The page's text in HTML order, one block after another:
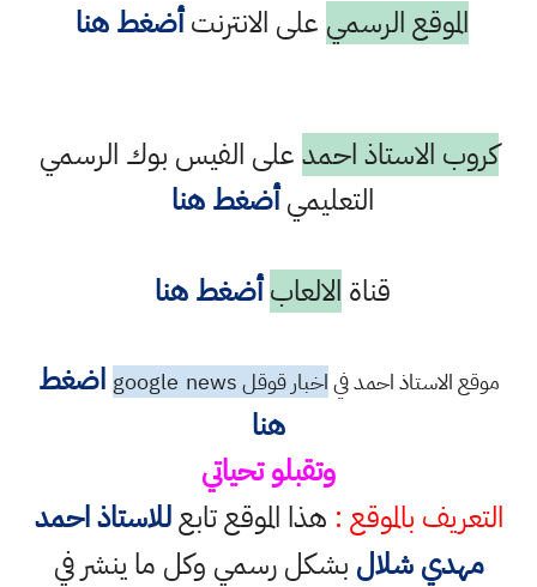
الموقع الرسمي على الانترنتأضغط هنا
كروب الاستاذ احمدعلى الفيس بوك الرسمي
التعليميأضغط هنا
قناة الالعاب أضغط هنا
موقع الاستاذ احمد فياخبار قوقل googlenews
اضغط
هنا
وتقبلو تحياتي
التعريف بالموقع : هذا الموقع تابعللاستاذ احمد
مهدي شلال بشكل رسمي وكل ما ينشر في